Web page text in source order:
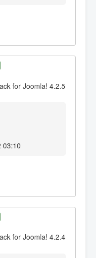
for Joomla! 4.2.5
03:10
for Joomla! 4.2.4